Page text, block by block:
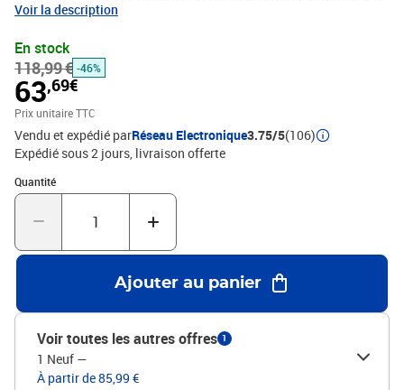
dessus de la table d'appoint offre une surface sûre et ample pour
ou d'autres objets décoratifs. Cadre robuste et stable : le cadre en
acier inoxydable de la table de salon assure robustesse et
stabilité. Entretien facile : cette table d'appoint à la surface
résistante aux taches est facile à nettoyer et vous pouvez sans
effort lui conserver sa meilleure apparence. Design simple : ce
bout de canapé a un design simple et moderne qui complète le
décor de n'importe quelle pièce.Couleur du cadre :
argentéMatériau : acier inoxydable et bois massif de
récupérationDimensions : 110 x 45 x 45 cm (L x l x H)Épaisseur du
dessus de table : 15 mmAssemblage requis : oui
Voir la description
En stock
118,99 € -46%
63,69€
Prix unitaire TTC
Vendu et expédié parRéseau Electronique3.75/5(106)
Expédié sous 2 jours livraison offerte
Quantité
Quantité : 1
Ajouter au panier
Voir toutes les autres offres 1
1 Neuf —
À partir de 85,99 €